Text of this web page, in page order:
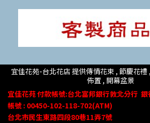
宜佳花苑-台北花店 提供傳情花束 , 節慶花禮
佈置 , 開幕盆景
宜佳花苑付款帳號:台北富邦銀行敦北分行 銀
帳號 : 00450-102-118-702(ATM)
台北市民生東路四段80巷11弄7號